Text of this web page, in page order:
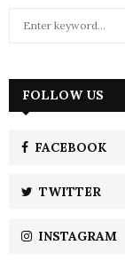
h
FOLLOW US
FACEBOOK
TWITTER
INSTAGRAM